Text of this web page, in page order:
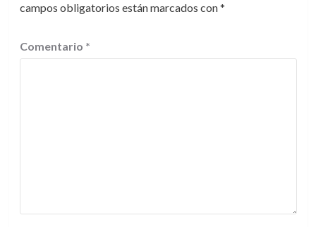
campos obligatorios están marcados con*
Comentario *